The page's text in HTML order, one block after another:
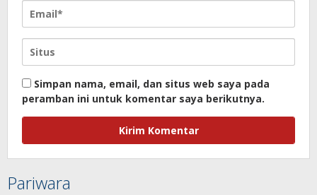
Simpan nama, email, dan situs web saya pada
peramban ini untuk komentar saya berikutnya.
Pariwara